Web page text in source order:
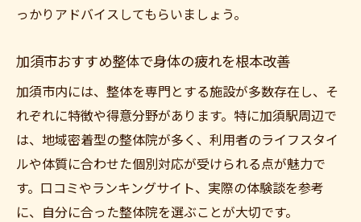
っかりアドバイスしてもらいましょう。
加須市おすすめ整体で身体の疲れを根本改善
加須市内には、整体を専門とする施設が多数存在し、そ
れぞれに特徴や得意分野があります。特に加須駅周辺で
は、地域密着型の整体院が多く、利用者のライフスタイ
ルや体質に合わせた個別対応が受けられる点が魅力で
す。口コミやランキングサイト、実際の体験談を参考
に、自分に合った整体院を選ぶことが大切です。